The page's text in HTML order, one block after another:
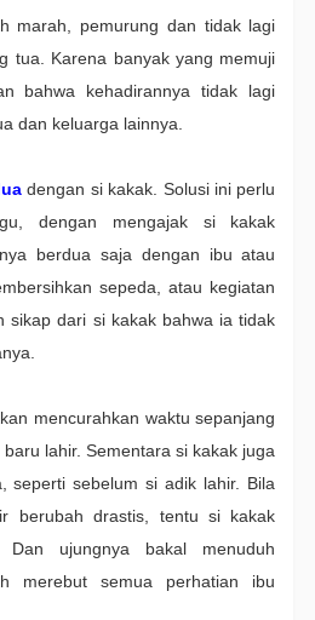
marah, pemurung dan tidak lagi
tua. Karena banyak yang memuji
bahwa kehadirannya tidak lagi
dan keluarga lainnya.
dengan si kakak. Solusi ini perlu
dengan mengajak si kakak
berdua saja dengan ibu atau
sepeda, atau kegiatan
sikap dari si kakak bahwa ia tidak
mencurahkan waktu sepanjang
lahir. Sementara si kakak juga
seperti sebelum si adik lahir. Bila
berubah drastis, tentu si kakak
ujungnya bakal menuduh
merebut semua perhatian ibu